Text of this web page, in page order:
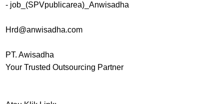
- job_(SPVpublicarea)_Anwisadha
Hrd@anwisadha.com
PT. Awisadha
Your Trusted Outsourcing Partner